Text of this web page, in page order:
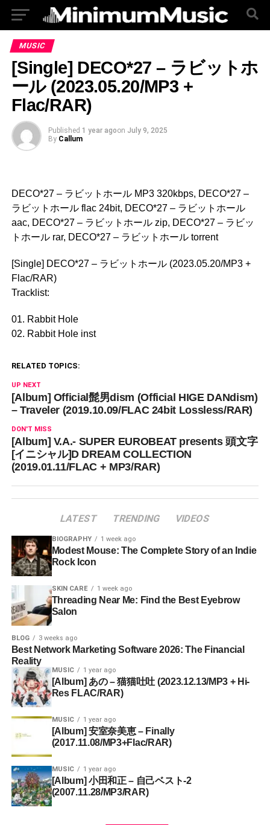
MUSIC
[Single] DECO*27 – ラビットホ
ール (2023.05.20/MP3 +
Flac/RAR)
Published 1 year agoon July 9, 2025
By Callum
DECO*27 – ラビットホール MP3 320kbps, DECO*27 –
ラビットホール flac 24bit, DECO*27 – ラビットホール
aac, DECO*27 – ラビットホール zip, DECO*27 – ラビッ
トホール rar, DECO*27 – ラビットホール torrent
[Single] DECO*27 – ラビットホール (2023.05.20/MP3 +
Flac/RAR)
Tracklist:
01. Rabbit Hole
02. Rabbit Hole inst
RELATED TOPICS:
UP NEXT
[Album] Official髭男dism (Official HIGE DANdism)
– Traveler (2019.10.09/FLAC 24bit Lossless/RAR)
DON'T MISS
[Album] V.A.- SUPER EUROBEAT presents 頭文字
[イニシャル]D DREAM COLLECTION
(2019.01.11/FLAC + MP3/RAR)
LATEST TRENDING VIDEOS
BIOGRAPHY 1 week ago
Modest Mouse: The Complete Story of an Indie
Rock Icon
SKIN CARE 1 week ago
Threading Near Me: Find the Best Eyebrow
Salon
BLOG 3 weeks ago
Best Network Marketing Software 2026: The Financial
Reality
MUSIC 1 year ago
[Album] あの – 猫猫吐吐 (2023.12.13/MP3 + Hi-
Res FLAC/RAR)
MUSIC 1 year ago
[Album] 安室奈美恵 – Finally
(2017.11.08/MP3+Flac/RAR)
MUSIC 1 year ago
[Album] 小田和正 – 自己ベスト-2
(2007.11.28/MP3/RAR)